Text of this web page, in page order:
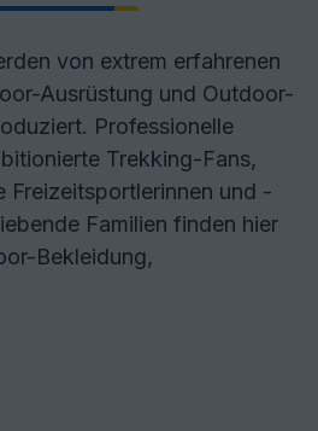
von extrem erfahrenen
Ausrüstung und Outdoor-
Professionelle
Trekking-Fans,
Freizeitsportlerinnen und -
Familien finden hier
Bekleidung,